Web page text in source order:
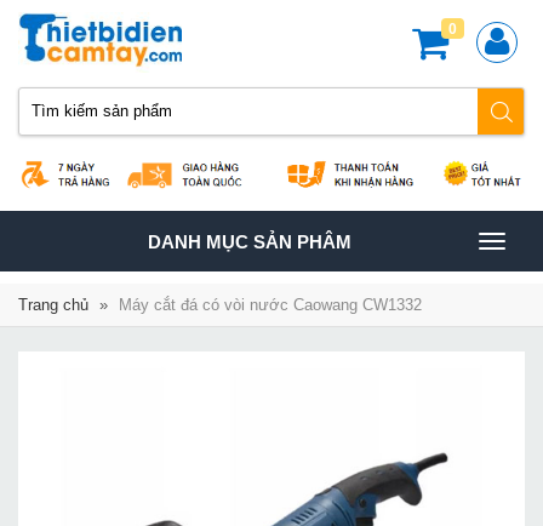
0
TOGGLE
NAVIGATION
DANH MỤC SẢN PHÂM
Trang chủ » Máy cắt đá có vòi nước Caowang CW1332